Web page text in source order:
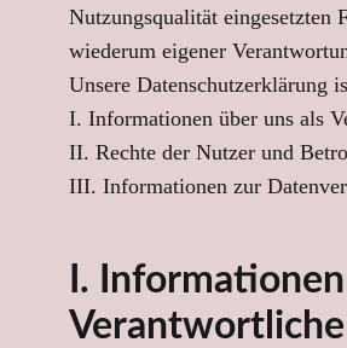
Nutzungsqualität eingesetzten
wiederum eigener
Unsere Datenschutzerklärung
I. Informationen über uns als
II. Rechte der Nutzer und
III. Informationen zur
I.
Verantwortliche